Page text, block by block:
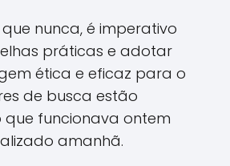
que nunca, é imperativo
práticas e adotar
ética e eficaz para o
de busca estão
que funcionava ontem
amanhã.